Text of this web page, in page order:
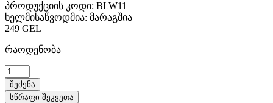
პროდუქციის კოდი: BLW11
ხელმისაწვოდმია: მარაგშია
249 GEL
რაოდენობა
სწრაფი შეკვეთა